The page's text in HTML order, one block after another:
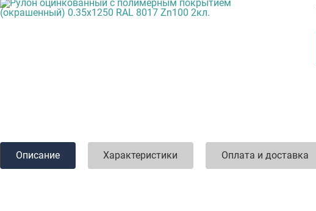
Описание Характеристики Оплата и доставка